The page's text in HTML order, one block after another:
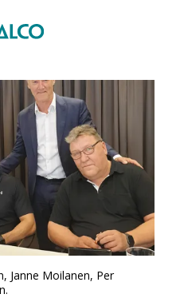
Janne Moilanen, Per